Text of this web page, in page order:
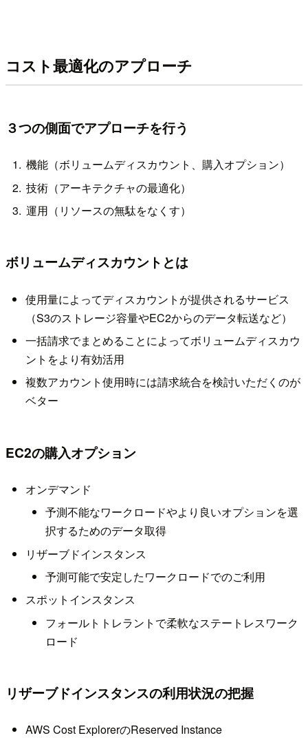
コスト最適化のアプローチ
３つの側面でアプローチを行う
機能（ボリュームディスカウント、購入オプション）
技術（アーキテクチャの最適化）
運用（リソースの無駄をなくす）
ボリュームディスカウントとは
使用量によってディスカウントが提供されるサービス
（S3のストレージ容量やEC2からのデータ転送など）
一括請求でまとめることによってボリュームディスカウ
ントをより有効活用
複数アカウント使用時には請求統合を検討いただくのが
ベター
EC2の購入オプション
オンデマンド
予測不能なワークロードやより良いオプションを選
択するためのデータ取得
リザーブドインスタンス
予測可能で安定したワークロードでのご利用
スポットインスタンス
フォールトトレラントで柔軟なステートレスワーク
ロード
リザーブドインスタンスの利用状況の把握
AWS Cost ExplorerのReserved Instance